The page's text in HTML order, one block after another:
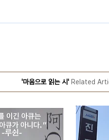
'마음으로 읽는 시'Related